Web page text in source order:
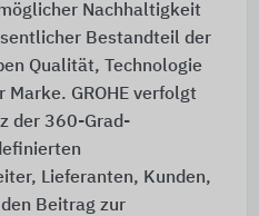
Nachhaltigkeit
Bestandteil der
Qualität, Technologie
Marke. GROHE verfolgt
der 360-Grad-
Lieferanten, Kunden,
Beitrag zur